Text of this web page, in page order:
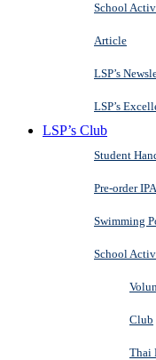
School
Article
LSP’s
LSP’s
LSP’s Club
Student
Pre-order
Swimming
School
Club
Thai